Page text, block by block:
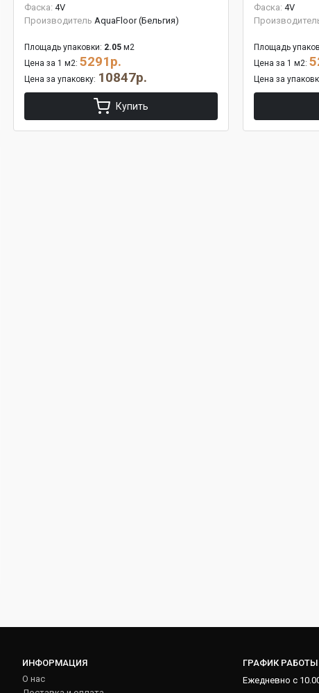
Фаска: 4V
Производитель AquaFloor (Бельгия)
Площадь упаковки: 2.05 м2
Цена за 1 м2: 5291р.
Цена за упаковку: 10847р.
Купить
Фаска: 4V
Площадь
Цена за 1 м2:
Цена за
ИНФОРМАЦИЯ
О нас
ГРАФИК РАБОТЫ
Ежедневно с